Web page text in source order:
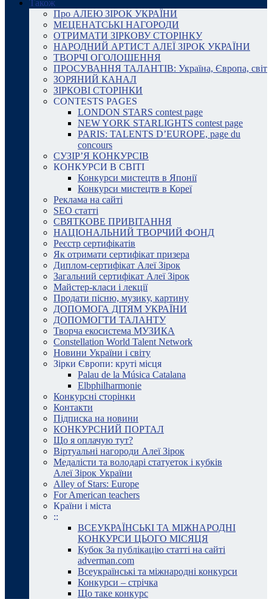
Також
Про АЛЕЮ ЗІРОК УКРАЇНИ
МЕЦЕНАТСЬКІ НАГОРОДИ
ОТРИМАТИ ЗІРКОВУ СТОРІНКУ
НАРОДНИЙ АРТИСТ АЛЕЇ ЗІРОК УКРАЇНИ
ТВОРЧІ ОГОЛОШЕННЯ
ПРОСУВАННЯ ТАЛАНТІВ: Україна, Європа, світ
ЗОРЯНИЙ КАНАЛ
ЗІРКОВІ СТОРІНКИ
CONTESTS PAGES
LONDON STARS contest page
NEW YORK STARLIGHTS contest page
PARIS: TALENTS D’EUROPE, page du
concours
СУЗІР’Я КОНКУРСІВ
КОНКУРСИ В СВІТІ
Конкурси мистецтв в Японії
Конкурси мистецтв в Кореї
Реклама на сайті
SEO статті
СВЯТКОВЕ ПРИВІТАННЯ
НАЦІОНАЛЬНИЙ ТВОРЧИЙ ФОНД
Реєстр сертифікатів
Як отримати сертифікат призера
Диплом-сертифікат Алеї Зірок
Загальний сертифікат Алеї Зірок
Майстер-класи і лекції
Продати пісню, музику, картину
ДОПОМОГА ДІТЯМ УКРАЇНИ
ДОПОМОГТИ ТАЛАНТУ
Творча екосистема МУЗИКА
Constellation World Talent Network
Новини України і світу
Зірки Європи: круті місця
Palau de la Música Catalana
Elbphilharmonie
Конкурсні сторінки
Контакти
Підписка на новини
КОНКУРСНИЙ ПОРТАЛ
Що я оплачую тут?
Віртуальні нагороди Алеї Зірок
Медалісти та володарі статуеток і кубків
Алеї Зірок України
Alley of Stars: Europe
For American teachers
Країни і міста
::
ВСЕУКРАЇНСЬКІ ТА МІЖНАРОДНІ
КОНКУРСИ ЦЬОГО МІСЯЦЯ
Кубок За публікацію статті на сайті
adverman.com
Всеукраїнські та міжнародні конкурси
Конкурси – стрічка
Що таке конкурс